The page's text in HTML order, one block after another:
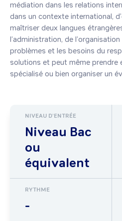
médiation dans les relations
dans un contexte international,
maîtriser deux langues
l’administration, de
problèmes et les besoins du
solutions et peut même prendre
spécialisé ou bien organiser un
NIVEAU D'ENTRÉE
Niveau Bac
ou
équivalent
RYTHME
-